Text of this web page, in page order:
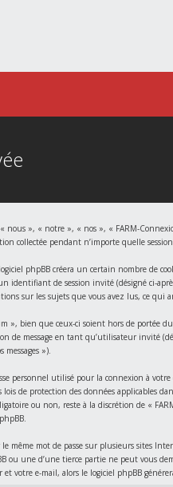
», « notre », « nos », « FARM-
pendant n’importe quelle
phpBB créera un certain nombre de
de session invité (désigné ci-
sur les sujets que vous avez lus, ce qui
bien que ceux-ci soient hors de portée
message en tant qu’utilisateur invité
»).
utilisé pour la connexion à votre
de protection des données
ou non, reste à la discrétion de «
mot de passe sur plusieurs sites
ou une d’une tierce partie ne peut vous
votre e-mail, alors le logiciel phpBB